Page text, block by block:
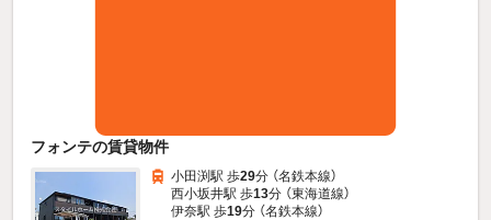
フォンテの賃貸物件
小田渕駅 歩29分 （名鉄本線）
西小坂井駅 歩13分 （東海道線）
伊奈駅 歩19分 （名鉄本線）